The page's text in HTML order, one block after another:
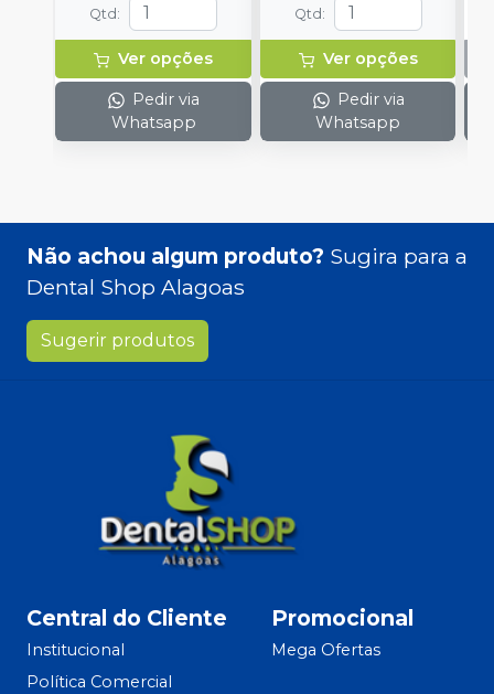
Qtd :
Ver opções
Pedir via
Whatsapp
Qtd :
Ver opções
Pedir via
Whatsapp
Não achou algum produto? Sugira para a
Dental Shop Alagoas
Sugerir produtos
Central do Cliente
Institucional
Política Comercial
Promocional
Mega Ofertas